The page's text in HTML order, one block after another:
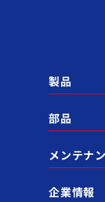
製品
部品
メンテナ
企業情報